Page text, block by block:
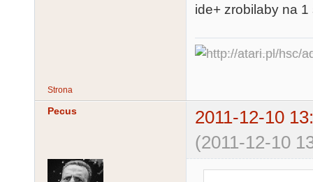
ide+ zrobilaby na
Strona
Pecus
2011-12-10
(2011-12-10